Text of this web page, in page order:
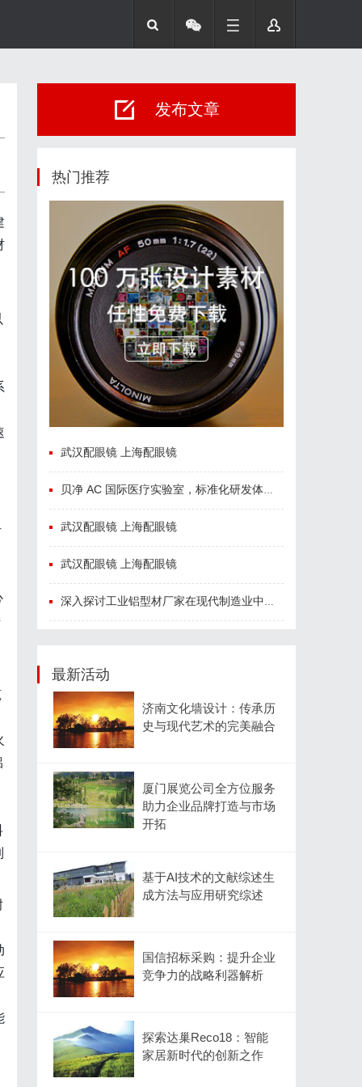
发布文章
热门推荐
武汉配眼镜 上海配眼镜
贝净 AC 国际医疗实验室，标准化研发体系全解析
武汉配眼镜 上海配眼镜
武汉配眼镜 上海配眼镜
深入探讨工业铝型材厂家在现代制造业中的重要角色与发展趋势
最新活动
济南文化墙设计：传承历
史与现代艺术的完美融合
厦门展览公司全方位服务
助力企业品牌打造与市场
开拓
基于AI技术的文献综述生
成方法与应用研究综述
国信招标采购：提升企业
竞争力的战略利器解析
探索达巢Reco18：智能
家居新时代的创新之作